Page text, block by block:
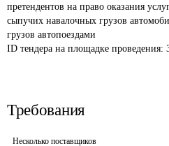
претендентов на право оказания
сыпучих навалочных грузов
грузов автопоездами
ID тендера на площадке проведения:
Требования
Несколько поставщиков